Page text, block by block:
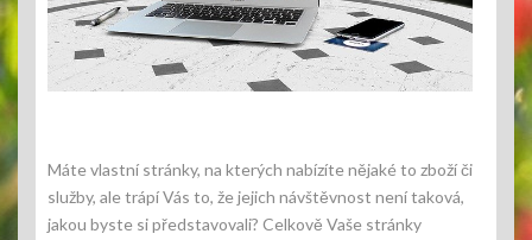
Máte vlastní stránky, na kterých nabízíte nějaké to zboží či
služby, ale trápí Vás to, že jejich návštěvnost není taková,
jakou byste si představovali? Celkově Vaše stránky